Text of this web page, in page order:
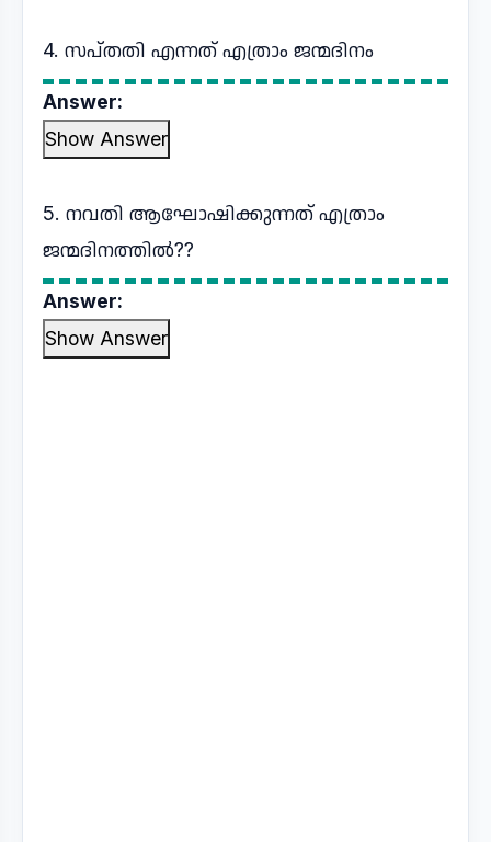
4. സപ്തതി എന്നത് എത്രാം ജന്മദിനം
Answer:
Show Answer
5. നവതി ആഘോഷിക്കുന്നത് എത്രാം
ജന്മദിനത്തിൽ??
Answer:
Show Answer